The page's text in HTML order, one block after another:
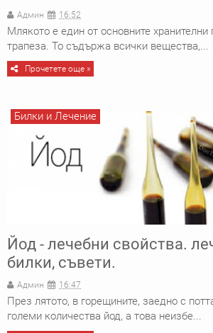
Админ 16:52
Млякото е един от основните
трапеза. То съдържа всички вещес­тва,...
Прочетете още »
Йод - лечебни свойства.
билки, съвети.
Админ 16:47
През лятото, в горещините, заедно с
големи количества йод, а това неизбе...
Билки и Лечение